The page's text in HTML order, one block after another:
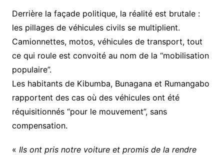
Derrière la façade politique, la réalité est brutale :
les pillages de véhicules civils se multiplient.
Camionnettes, motos, véhicules de transport, tout
ce qui roule est convoité au nom de la “mobilisation
populaire”.
Les habitants de Kibumba, Bunagana et Rumangabo
rapportent des cas où des véhicules ont été
réquisitionnés “pour le mouvement”, sans
compensation.
« Ils ont pris notre voiture et promis de la rendre